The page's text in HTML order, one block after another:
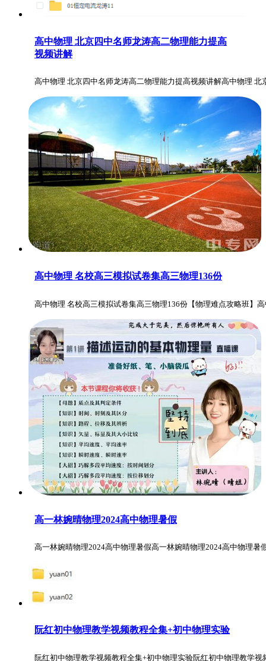
高中物理 北京四中名师龙涛高二物理能力提高
视频讲解
高中物理 北京四中名师龙涛高二物理能力提高视频讲解高中物理
高中物理 名校高三模拟试卷集高三物理136份
高中物理 名校高三模拟试卷集高三物理136份【物理难点攻略班】
高一林婉晴物理2024高中物理暑假
高一林婉晴物理2024高中物理暑假高一林婉晴物理2024高中物理暑
阮红初中物理教学视频教程全集+初中物理实验
阮红初中物理教学视频教程全集+初中物理实验阮红初中物理教学视